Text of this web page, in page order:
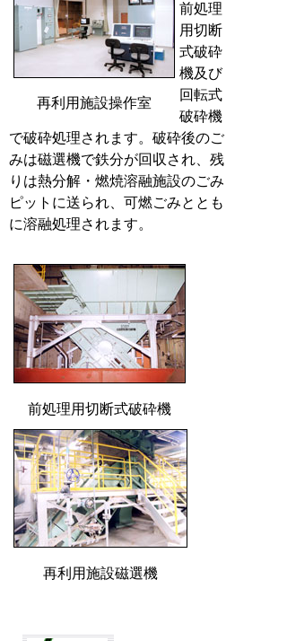
再利用施設操作室
前処理
用切断
式破砕
機及び
回転式
破砕機
で破砕処理されます。破砕後のご
みは磁選機で鉄分が回収され、残
りは熱分解・燃焼溶融施設のごみ
ピットに送られ、可燃ごみととも
に溶融処理されます。
前処理用切断式破砕機
再利用施設磁選機